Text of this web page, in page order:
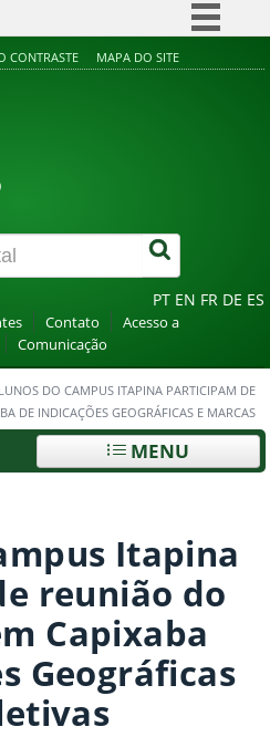
Simplifique!
Canais
CONTRASTE MAPA DO SITE
PT EN FR DE ES
Contato
Acesso a
Comunicação
DO CAMPUS ITAPINA PARTICIPAM DE
DE INDICAÇÕES GEOGRÁFICAS E MARCAS
MENU
Itapina
reunião do
Capixaba
Geográficas